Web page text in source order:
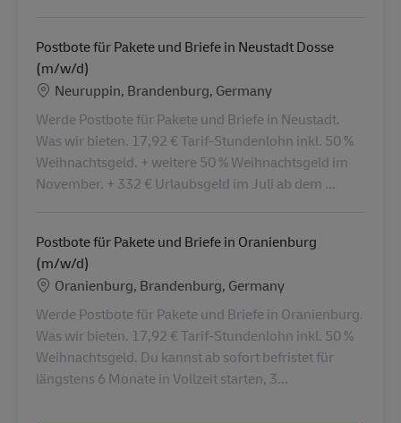
Postbote für Pakete und Briefe in Neustadt Dosse
(m/w/d)
Location
Neuruppin, Brandenburg, Germany
Werde Postbote für Pakete und Briefe in Neustadt.
Was wir bieten. 17,92 € Tarif-Stundenlohn inkl. 50 %
Weihnachtsgeld. + weitere 50 % Weihnachtsgeld im
November. + 332 € Urlaubsgeld im Juli ab dem ...
Postbote für Pakete und Briefe in Oranienburg
(m/w/d)
Location
Oranienburg, Brandenburg, Germany
Werde Postbote für Pakete und Briefe in Oranienburg.
Was wir bieten. 17,92 € Tarif-Stundenlohn inkl. 50 %
Weihnachtsgeld. Du kannst ab sofort befristet für
längstens 6 Monate in Vollzeit starten, 3...